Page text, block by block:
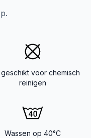
voor chemisch
reinigen
Wassen op 40°C